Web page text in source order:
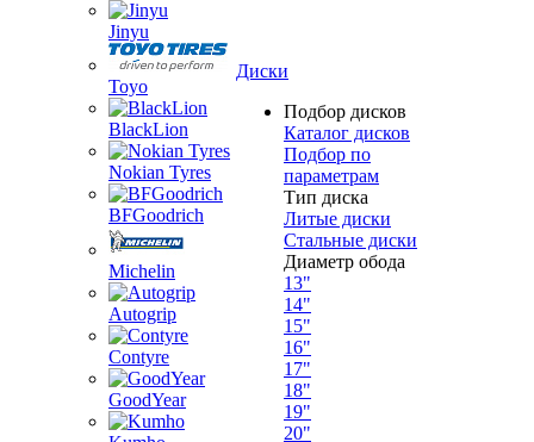
Jinyu
Toyo
BlackLion
Nokian Tyres
BFGoodrich
Michelin
Autogrip
Contyre
GoodYear
Диски
Подбор дисков
Каталог дисков
Подбор по
параметрам
Тип диска
Литые диски
Стальные диски
Диаметр обода
13"
14"
15"
16"
17"
18"
19"
20"